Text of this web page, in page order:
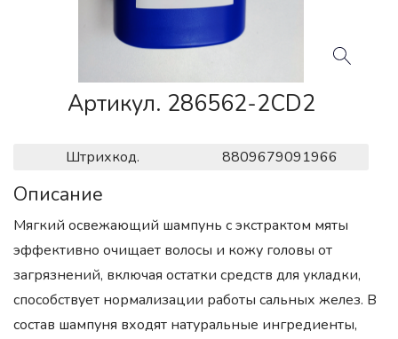
Артикул. 286562-2CD2
Штрихкод. 8809679091966
Описание
Мягкий освежающий шампунь с экстрактом мяты
эффективно очищает волосы и кожу головы от
загрязнений, включая остатки средств для укладки,
способствует нормализации работы сальных желез. В
состав шампуня входят натуральные ингредиенты,